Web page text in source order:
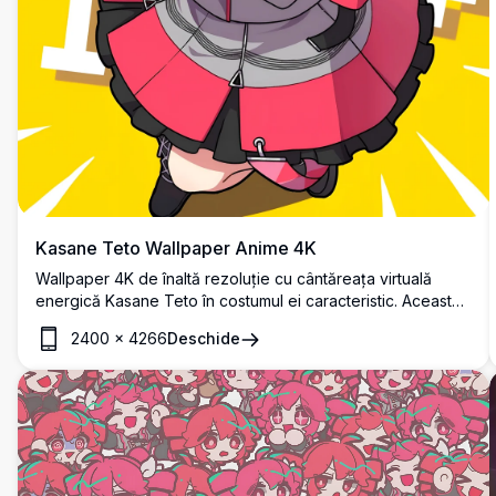
Kasane Teto Wallpaper Anime 4K
Wallpaper 4K de înaltă rezoluție cu cântăreața virtuală
energică Kasane Teto în costumul ei caracteristic. Această
operă de artă anime vibrantă prezintă poziții dinamice cu
design detaliat de personaj pe un fundal galben strălucitor,
perfectă pentru pasionații de anime.
2400 × 4266Deschide